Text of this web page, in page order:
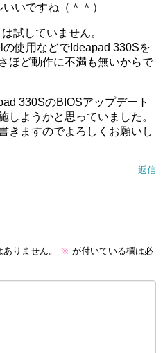
いですね（＾＾）
試していません。
使用などでIdeapad 330Sを
ほど動作に不満も無いからで
330SのBIOSアップデート
しようかと思っていました。
きますのでよろしくお願いし
返信
りません。 ※ が付いている欄は必